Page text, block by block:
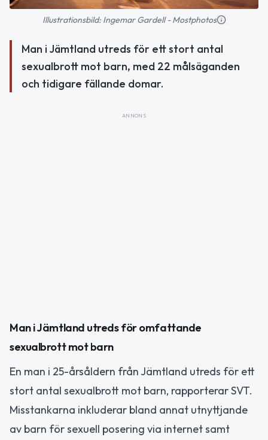
Illustrationsbild: Ingemar Gardell - Mostphotos
Man i Jämtland utreds för ett stort antal
sexualbrott mot barn, med 22 målsäganden
och tidigare fällande domar.
ANNONS
Man i Jämtland utreds för omfattande
sexualbrott mot barn
En man i 25-årsåldern från Jämtland utreds för ett
stort antal sexualbrott mot barn, rapporterar SVT.
Misstankarna inkluderar bland annat utnyttjande
av barn för sexuell posering via internet samt